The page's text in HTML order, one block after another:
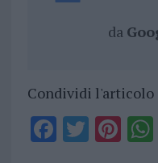
da
Condividi l'articolo
F T Pi